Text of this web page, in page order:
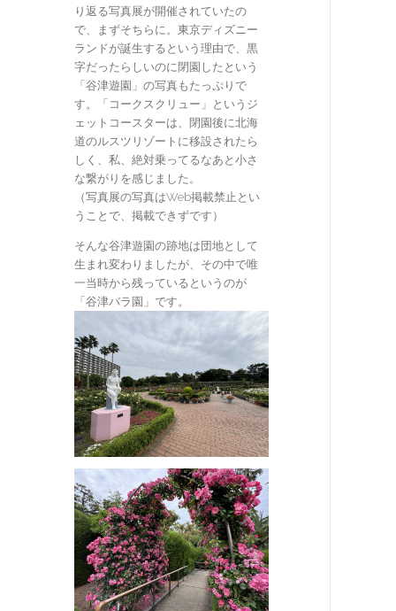
り返る写真展が開催されていたの
で、まずそちらに。東京ディズニー
ランドが誕生するという理由で、黒
字だったらしいのに閉園したという
「谷津遊園」の写真もたっぷりで
す。「コークスクリュー」というジ
ェットコースターは、閉園後に北海
道のルスツリゾートに移設されたら
しく、私、絶対乗ってるなあと小さ
な繋がりを感じました。
（写真展の写真はWeb掲載禁止とい
うことで、掲載できずです）
そんな谷津遊園の跡地は団地として
生まれ変わりましたが、その中で唯
一当時から残っているというのが
「谷津バラ園」です。